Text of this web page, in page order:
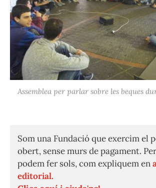
Assemblea per parlar sobre les beques
Som una Fundació que exercim el
obert, sense murs de pagament.
podem fer sols, com expliquem en
editorial.